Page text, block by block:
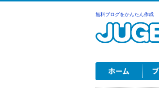
無料ブログをかんたん作成